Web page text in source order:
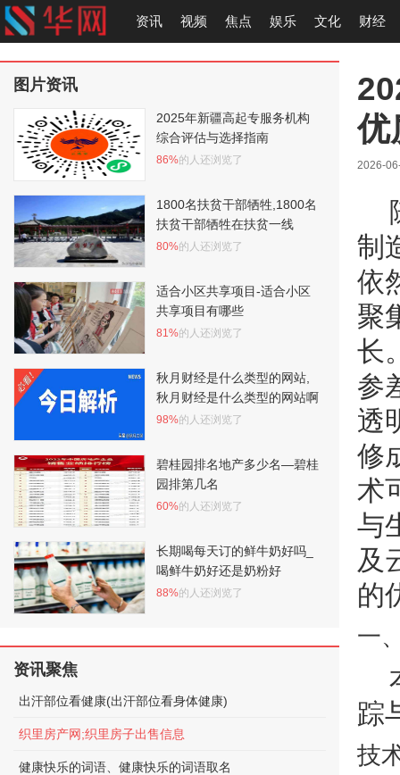
资讯 视频 焦点 娱乐 文化 财经
优
2026-
制
依
聚
长
参
透
修
术
与
及
的
一
踪
技
图片资讯
2025年新疆高起专服务机构
综合评估与选择指南
86%的人还浏览了
1800名扶贫干部牺牲,1800名
扶贫干部牺牲在扶贫一线
80%的人还浏览了
适合小区共享项目-适合小区
共享项目有哪些
81%的人还浏览了
秋月财经是什么类型的网站,
秋月财经是什么类型的网站啊
98%的人还浏览了
碧桂园排名地产多少名—碧桂
园排第几名
60%的人还浏览了
长期喝每天订的鲜牛奶好吗_
喝鲜牛奶好还是奶粉好
88%的人还浏览了
资讯聚焦
出汗部位看健康(出汗部位看身体健康)
织里房产网;织里房子出售信息
健康快乐的词语、健康快乐的词语取名